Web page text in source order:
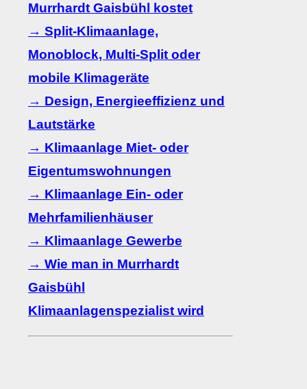
Murrhardt Gaisbühl kostet
→ Split-Klimaanlage,
Monoblock, Multi-Split oder
mobile Klimageräte
→ Design, Energieeffizienz und
Lautstärke
→ Klimaanlage Miet- oder
Eigentumswohnungen
→ Klimaanlage Ein- oder
Mehrfamilienhäuser
→ Klimaanlage Gewerbe
→ Wie man in Murrhardt
Gaisbühl
Klimaanlagenspezialist wird